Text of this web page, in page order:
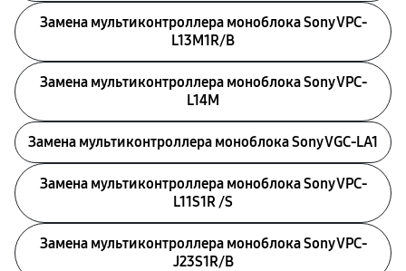
Замена мультиконтроллера моноблока Sony VPC-
L13M1R/B
Замена мультиконтроллера моноблока Sony VPC-
L14M
Замена мультиконтроллера моноблока Sony VGC-LA1
Замена мультиконтроллера моноблока Sony VPC-
L11S1R /S
Замена мультиконтроллера моноблока Sony VPC-
J23S1R/B